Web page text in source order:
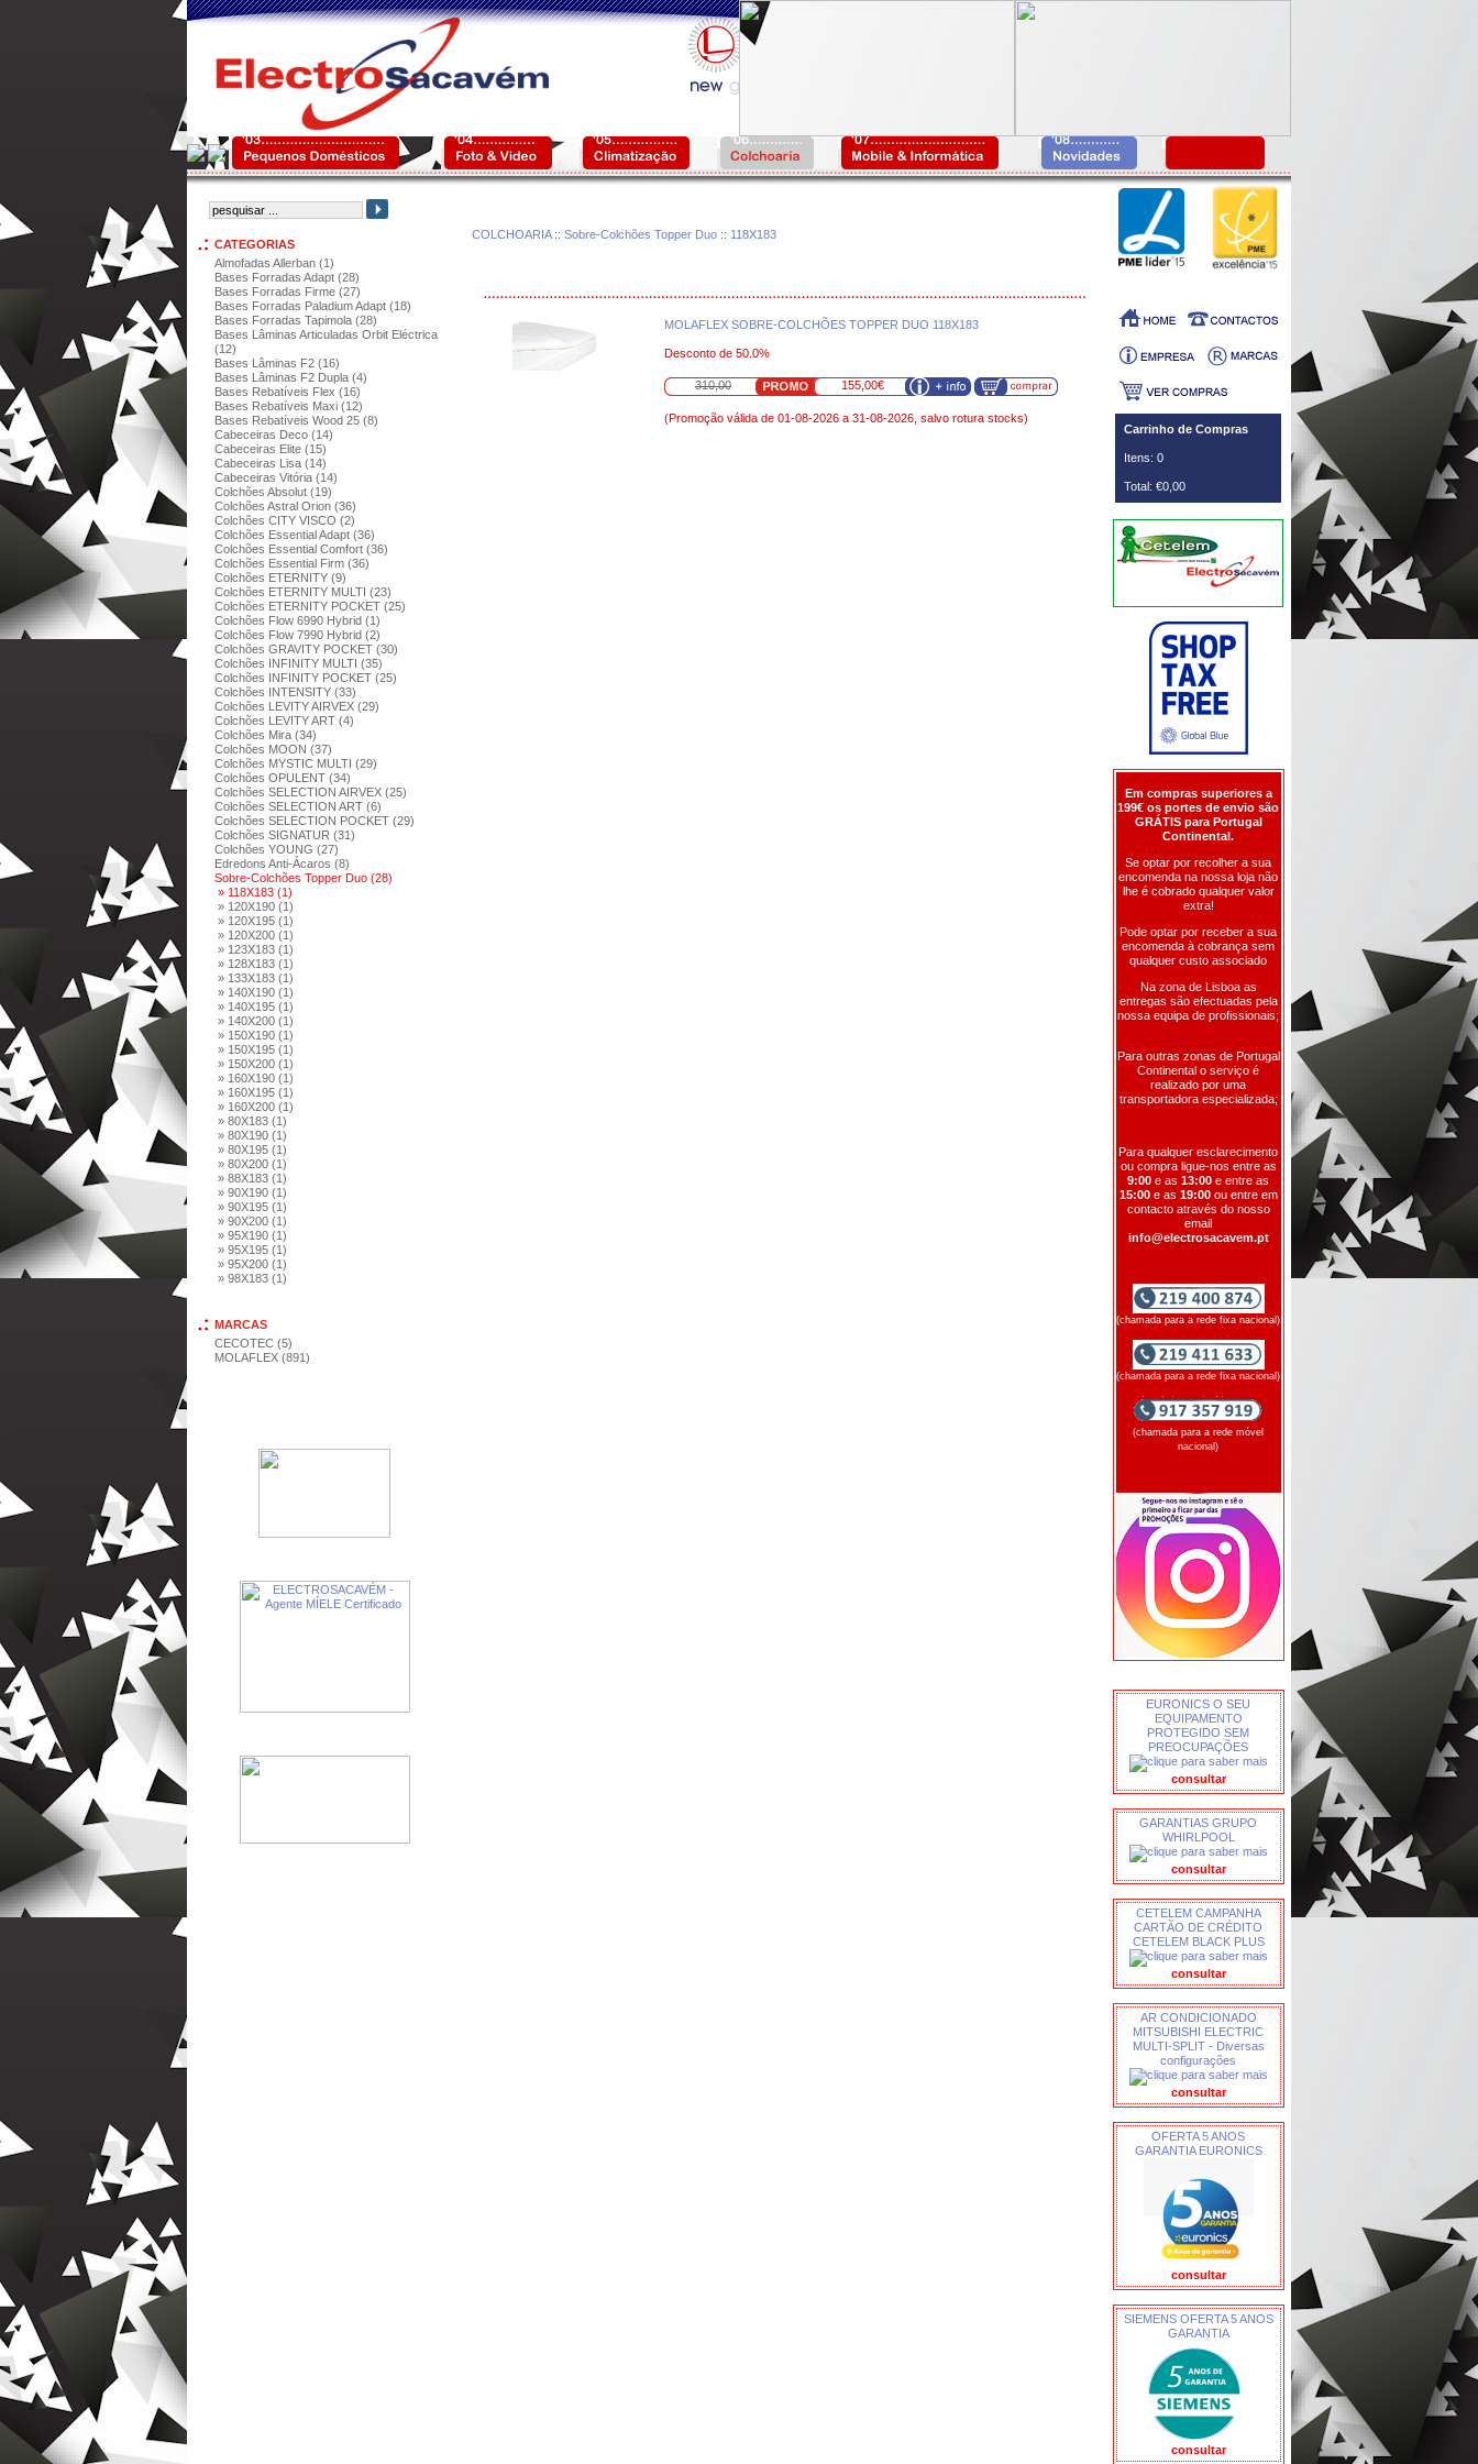
CATEGORIAS
Almofadas Allerban (1)
Bases Forradas Adapt (28)
Bases Forradas Firme (27)
Bases Forradas Paladium Adapt (18)
Bases Forradas Tapimola (28)
Bases Lâminas Articuladas Orbit Eléctrica
(12)
Bases Lâminas F2 (16)
Bases Lâminas F2 Dupla (4)
Bases Rebatíveis Flex (16)
Bases Rebatíveis Maxi (12)
Bases Rebatíveis Wood 25 (8)
Cabeceiras Deco (14)
Cabeceiras Elite (15)
Cabeceiras Lisa (14)
Cabeceiras Vitória (14)
Colchões Absolut (19)
Colchões Astral Orion (36)
Colchões CITY VISCO (2)
Colchões Essential Adapt (36)
Colchões Essential Comfort (36)
Colchões Essential Firm (36)
Colchões ETERNITY (9)
Colchões ETERNITY MULTI (23)
Colchões ETERNITY POCKET (25)
Colchões Flow 6990 Hybrid (1)
Colchões Flow 7990 Hybrid (2)
Colchões GRAVITY POCKET (30)
Colchões INFINITY MULTI (35)
Colchões INFINITY POCKET (25)
Colchões INTENSITY (33)
Colchões LEVITY AIRVEX (29)
Colchões LEVITY ART (4)
Colchões Mira (34)
Colchões MOON (37)
Colchões MYSTIC MULTI (29)
Colchões OPULENT (34)
Colchões SELECTION AIRVEX (25)
Colchões SELECTION ART (6)
Colchões SELECTION POCKET (29)
Colchões SIGNATUR (31)
Colchões YOUNG (27)
Edredons Anti-Ácaros (8)
Sobre-Colchões Topper Duo (28)
» 118X183 (1)
» 120X190 (1)
» 120X195 (1)
» 120X200 (1)
» 123X183 (1)
» 128X183 (1)
» 133X183 (1)
» 140X190 (1)
» 140X195 (1)
» 140X200 (1)
» 150X190 (1)
» 150X195 (1)
» 150X200 (1)
» 160X190 (1)
» 160X195 (1)
» 160X200 (1)
» 80X183 (1)
» 80X190 (1)
» 80X195 (1)
» 80X200 (1)
» 88X183 (1)
» 90X190 (1)
» 90X195 (1)
» 90X200 (1)
» 95X190 (1)
» 95X195 (1)
» 95X200 (1)
» 98X183 (1)
MARCAS
CECOTEC (5)
MOLAFLEX (891)
COLCHOARIA:: Sobre-Colchões Topper Duo :: 118X183
MOLAFLEX SOBRE-COLCHÕES TOPPER DUO 118X183
Desconto de 50.0%
310,00 155,00€
(Promoção válida de 01-08-2026 a 31-08-2026, salvo rotura stocks)
Carrinho de Compras
Itens: 0
Total: €0,00
Em compras superiores a
199€ os portes de envio são
GRÁTIS para Portugal
Continental.
Se optar por recolher a sua
encomenda na nossa loja não
lhe é cobrado qualquer valor
extra!
Pode optar por receber a sua
encomenda à cobrança sem
qualquer custo associado
Na zona de Lisboa as
entregas são efectuadas pela
nossa equipa de profissionais;
Para outras zonas de Portugal
Continental o serviço é
realizado por uma
transportadora especializada;
Para qualquer esclarecimento
ou compra ligue-nos entre as
9:00 e as 13:00 e entre as
15:00e as 19:00 ou entre em
contacto através do nosso
email
info@electrosacavem.pt
(chamada para a rede fixa nacional)
(chamada para a rede fixa nacional)
(chamada para a rede móvel
nacional)
EURONICS O SEU
EQUIPAMENTO
PROTEGIDO SEM
PREOCUPAÇÕES
consultar
GARANTIAS GRUPO
WHIRLPOOL
consultar
CETELEM CAMPANHA
CARTÃO DE CRÉDITO
CETELEM BLACK PLUS
consultar
AR CONDICIONADO
MITSUBISHI ELECTRIC
MULTI-SPLIT - Diversas
configurações
consultar
OFERTA 5 ANOS
GARANTIA EURONICS
consultar
SIEMENS OFERTA 5 ANOS
GARANTIA
consultar